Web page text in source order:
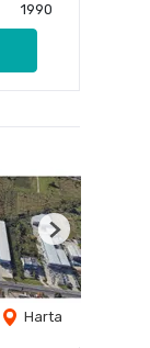
1990
Harta
Next